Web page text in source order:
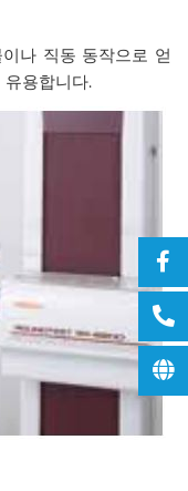
나 직동 동작으로 얻
용합니다.